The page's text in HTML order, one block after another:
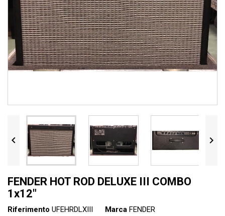
 
FENDER HOT ROD DELUXE III COMBO
1x12"
Riferimento UFEHRDLXIII Marca FENDER